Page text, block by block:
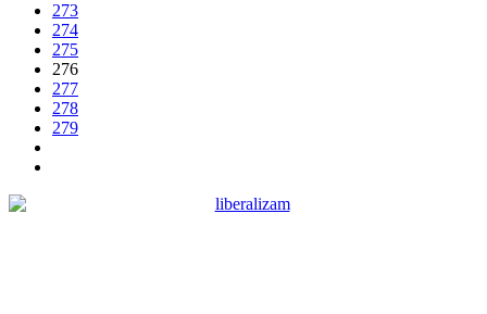
273
274
275
276
277
278
279